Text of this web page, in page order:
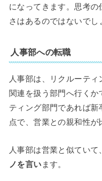
になってきます。思考
さはあるのではないでし
人事部への転職
人事部は、リクルーテ
関連を扱う部門へ行く
ティング部門であれば
点で、営業との親和性が
人事部は営業と似ていて、
ノを言い ます。